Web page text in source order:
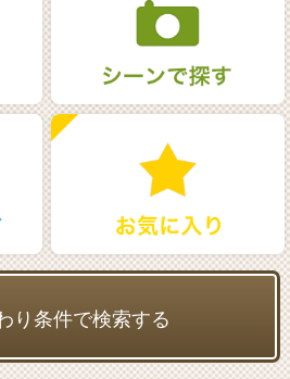
り条件で検索する